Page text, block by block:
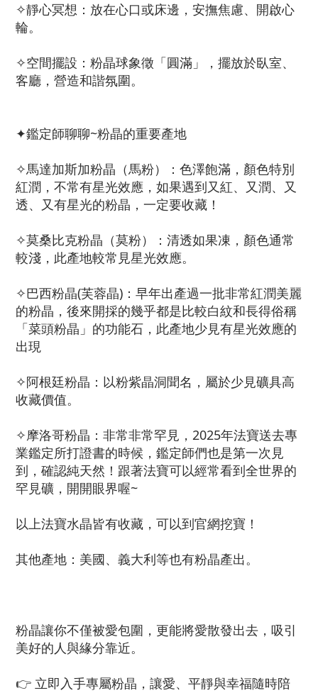
✧靜心冥想：放在心口或床邊，安撫焦慮、開啟心
輪。
✧空間擺設：粉晶球象徵「圓滿」，擺放於臥室、
客廳，營造和諧氛圍。
✦鑑定師聊聊~粉晶的重要產地
✧馬達加斯加粉晶（馬粉）：色澤飽滿，顏色特別
紅潤，不常有星光效應，如果遇到又紅、又潤、又
透、又有星光的粉晶，一定要收藏！
✧莫桑比克粉晶（莫粉）：清透如果凍，顏色通常
較淺，此產地較常見星光效應。
✧巴西粉晶(芙蓉晶)：早年出產過一批非常紅潤美麗
的粉晶，後來開採的幾乎都是比較白紋和長得俗稱
「菜頭粉晶」的功能石，此產地少見有星光效應的
出現
✧阿根廷粉晶：以粉紫晶洞聞名，屬於少見礦具高
收藏價值。
✧摩洛哥粉晶：非常非常罕見，2025年法寶送去專
業鑑定所打證書的時候，鑑定師們也是第一次見
到，確認純天然！跟著法寶可以經常看到全世界的
罕見礦，開開眼界喔~
以上法寶水晶皆有收藏，可以到官網挖寶！
其他產地：美國、義大利等也有粉晶產出。
粉晶讓你不僅被愛包圍，更能將愛散發出去，吸引
美好的人與緣分靠近。
👉 立即入手專屬粉晶，讓愛、平靜與幸福隨時陪